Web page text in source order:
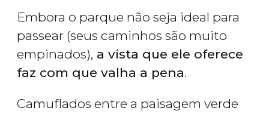
Embora o parque não seja ideal para
passear (seus caminhos são muito
empinados), a vista que ele oferece
faz com que valha a pena.
Camuflados entre a paisagem verde